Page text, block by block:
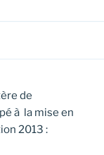
de
à la mise en
2013 :